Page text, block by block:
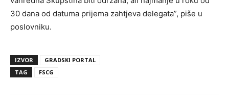
30 dana od datuma prijema zahtjeva delegata”, piše u
poslovniku.
IZVOR
GRADSKI PORTAL
TAG
FSCG